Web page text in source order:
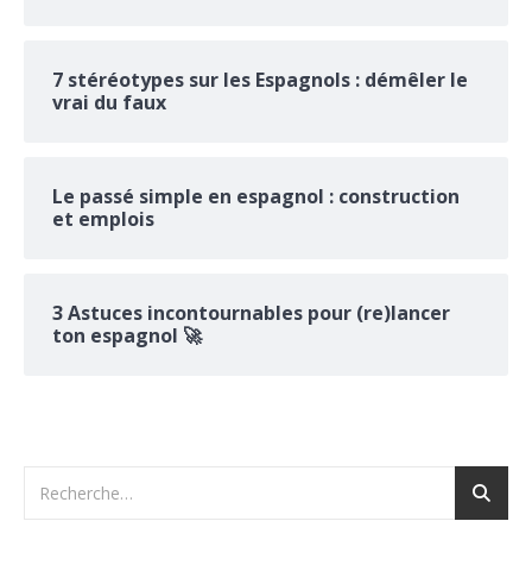
7 stéréotypes sur les Espagnols : démêler le
vrai du faux
Le passé simple en espagnol : construction
et emplois
3 Astuces incontournables pour (re)lancer
ton espagnol 🚀